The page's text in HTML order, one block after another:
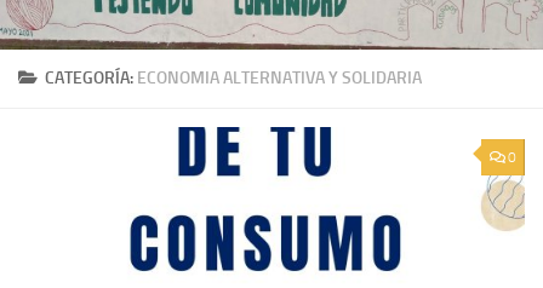
CATEGORÍA: ECONOMIA ALTERNATIVA Y SOLIDARIA
0